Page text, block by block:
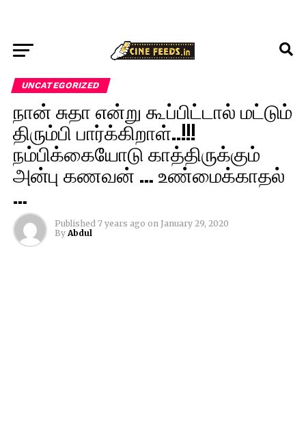
UNCATEGORIZED
நான் சுதா என்று கூப்பிட்டால் மட்டும்
திரும்பி பார்க்கிறாள்..!!!
நம்பிக்கையோடு காத்திருக்கும்
அன்பு கணவன் … உண்மைக்காதல்
…
Published 7 years ago on January 29, 2020
By Abdul